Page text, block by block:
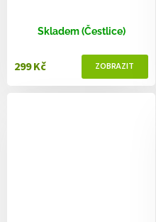
Skladem (Čestlice)
299 Kč